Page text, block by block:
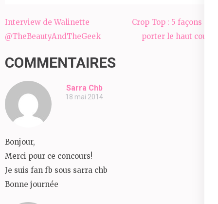
Navigation
de
Interview de Walinette
@TheBeautyAndTheGeek
Crop Top : 5 façons de
porter le haut court
COMMENTAIRES
Sarra Chb
18 mai 2014
Bonjour,
Merci pour ce concours!
Je suis fan fb sous sarra chb
Bonne journée